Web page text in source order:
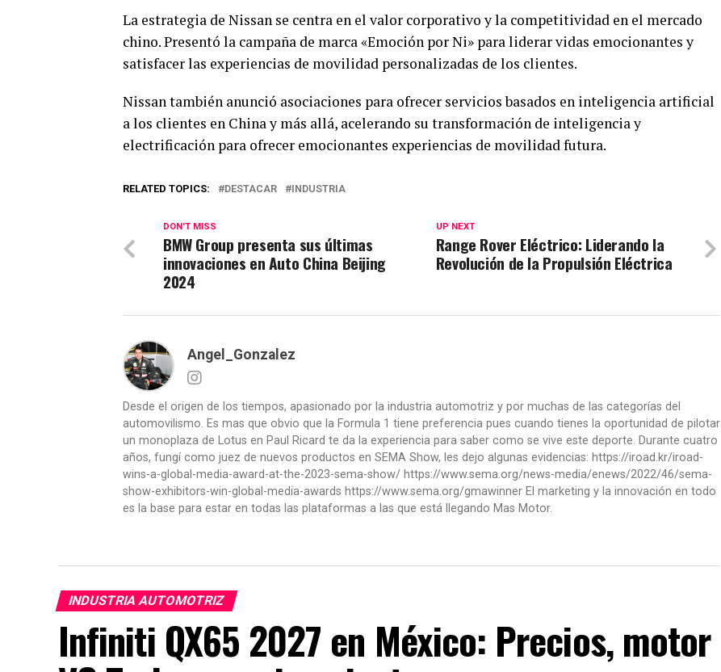
La estrategia de Nissan se centra en el valor corporativo y la competitividad en el mercado
chino. Presentó la campaña de marca «Emoción por Ni» para liderar vidas emocionantes y
satisfacer las experiencias de movilidad personalizadas de los clientes.
Nissan también anunció asociaciones para ofrecer servicios basados en inteligencia artificial
a los clientes en China y más allá, acelerando su transformación de inteligencia y
electrificación para ofrecer emocionantes experiencias de movilidad futura.
RELATED TOPICS: DESTACAR INDUSTRIA
UP NEXT
Range Rover Eléctrico: Liderando la
Revolución de la Propulsión Eléctrica
DON'T MISS
BMW Group presenta sus últimas
innovaciones en Auto China Beijing
2024
Angel_Gonzalez
Desde el origen de los tiempos, apasionado por la industria automotriz y por muchas de las categorías del
automovilismo. Es mas que obvio que la Formula 1 tiene preferencia pues cuando tienes la oportunidad de pilotar
un monoplaza de Lotus en Paul Ricard te da la experiencia para saber como se vive este deporte. Durante cuatro
años, fungí como juez de nuevos productos en SEMA Show, les dejo algunas evidencias: https://iroad.kr/iroad-
wins-a-global-media-award-at-the-2023-sema-show/ https://www.sema.org/news-media/enews/2022/46/sema-
show-exhibitors-win-global-media-awards https://www.sema.org/gmawinner El marketing y la innovación en todo
es la base para estar en todas las plataformas a las que está llegando Mas Motor.
INDUSTRIA AUTOMOTRIZ
Infiniti QX65 2027 en México: Precios, motor